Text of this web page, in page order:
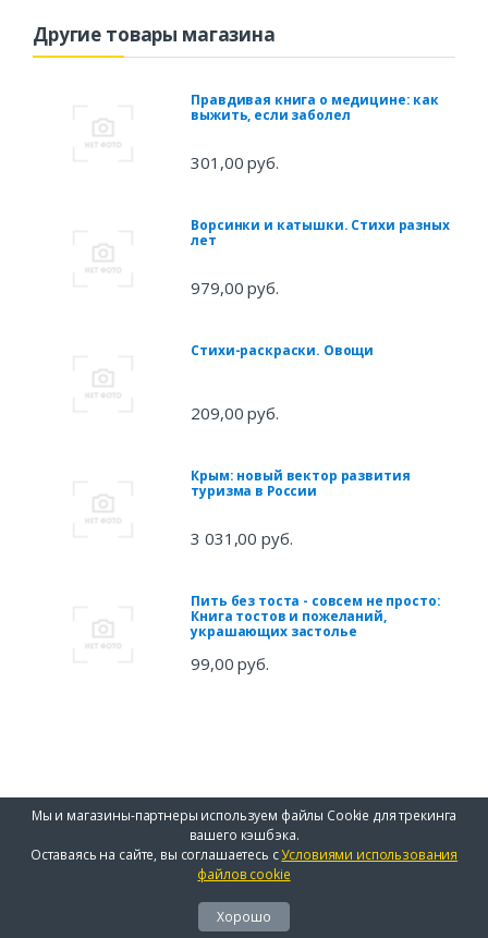
Другие товары магазина
Правдивая книга о медицине: как
выжить, если заболел
301,00 руб.
Ворсинки и катышки. Стихи разных
лет
979,00 руб.
Стихи-раскраски. Овощи
209,00 руб.
Крым: новый вектор развития
туризма в России
3 031,00 руб.
Пить без тоста - совсем не просто:
Книга тостов и пожеланий,
украшающих застолье
99,00 руб.
Мы и магазины-партнеры используем файлы Cookie для трекинга
вашего кэшбэка.
Оставаясь на сайте, вы соглашаетесь сУсловиями использования
файлов cookie
Хорошо